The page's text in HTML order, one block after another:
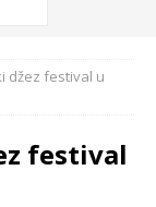
džez festival u
festival